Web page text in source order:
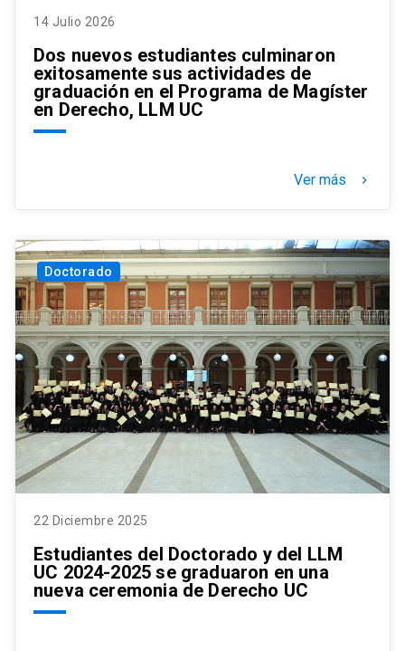
14 Julio 2026
Dos nuevos estudiantes culminaron
exitosamente sus actividades de
graduación en el Programa de Magíster
en Derecho, LLM UC
Ver más keyboard_arrow_right
Doctorado
22 Diciembre 2025
Estudiantes del Doctorado y del LLM
UC 2024-2025 se graduaron en una
nueva ceremonia de Derecho UC